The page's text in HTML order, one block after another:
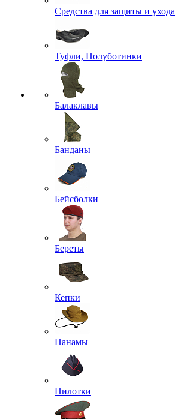
Средства для защиты и ухода
Туфли, Полуботинки
Балаклавы
Банданы
Бейсболки
Береты
Кепки
Панамы
Пилотки